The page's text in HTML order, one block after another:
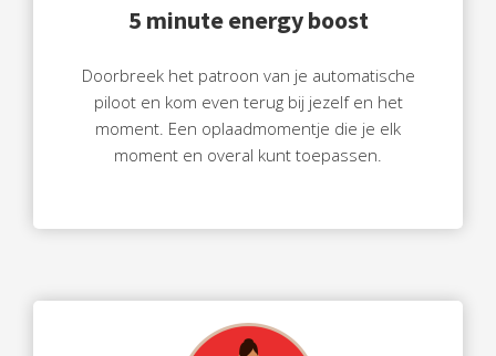
5 minute energy boost
Doorbreek het patroon van je automatische
piloot en kom even terug bij jezelf en het
moment. Een oplaadmomentje die je elk
moment en overal kunt toepassen.